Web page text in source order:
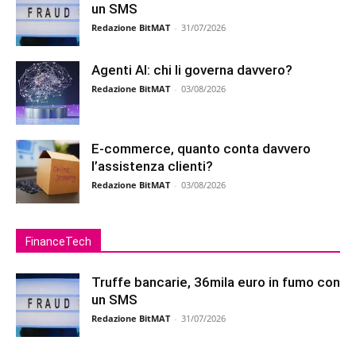
un SMS
Redazione BitMAT - 31/07/2026
Agenti AI: chi li governa davvero?
Redazione BitMAT - 03/08/2026
E-commerce, quanto conta davvero
l’assistenza clienti?
Redazione BitMAT - 03/08/2026
FinanceTech
Truffe bancarie, 36mila euro in fumo con
un SMS
Redazione BitMAT - 31/07/2026